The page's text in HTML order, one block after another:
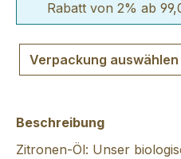
Rabatt von 2% ab
Verpackung auswählen
Beschreibung
Zitronen-Öl: Unser